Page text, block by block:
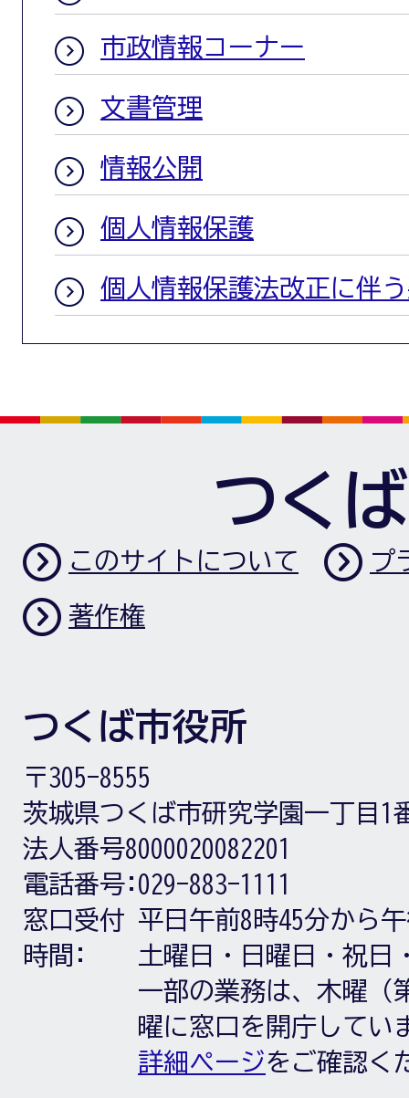
市政情報コーナー
文書管理
情報公開
個人情報保護
個人情報保護法改正に伴
つく
このサイトについて プ
著作権
つくば市役所
〒305-8555
茨城県つくば市研究学園一丁目1
法人番号8000020082201
電話番号: 029-883-1111
窓口受付
時間:
平日午前8時45分から
土曜日・日曜日・祝日
一部の業務は、木曜（
曜に窓口を開庁してい
詳細ページをご確認く